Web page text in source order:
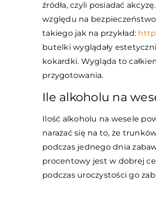
źródła, czyli posiadać
względu na
takiego jak na przykład:
butelki wyglądały
kokardki. Wygląda to
przygotowania.
Ile alkoholu na
Ilość alkoholu na wesele
narażać się na to, że
podczas jednego dnia
procentowy jest w dobrej
podczas uroczystości go